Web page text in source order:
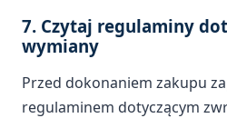
7. Czytaj regulaminy
wymiany
Przed dokonaniem zakupu
regulaminem dotyczącym